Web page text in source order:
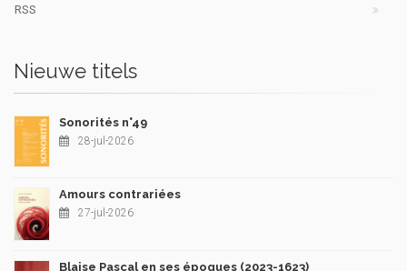
RSS
Nieuwe titels
Sonorités n°49
28-jul-2026
Amours contrariées
27-jul-2026
Blaise Pascal en ses époques (2023-1623)